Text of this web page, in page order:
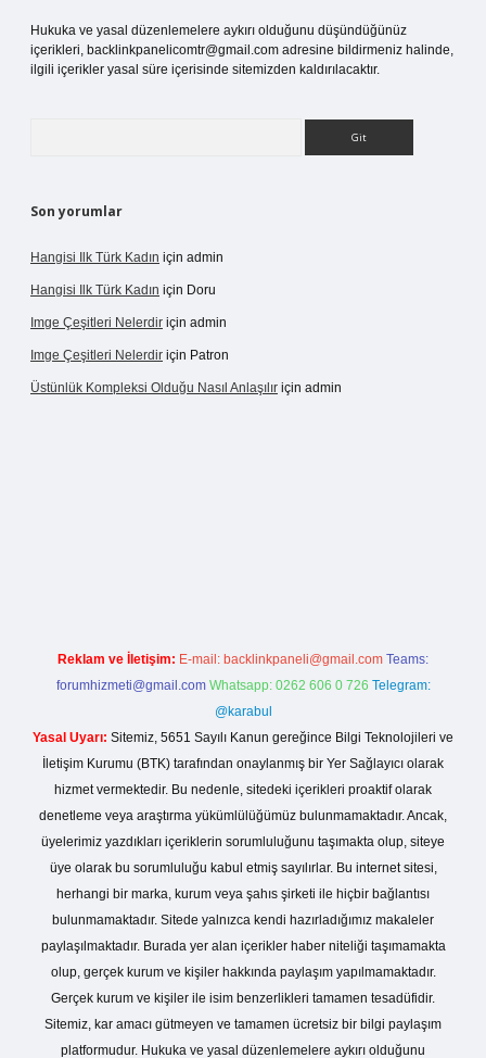
Hukuka ve yasal düzenlemelere aykırı olduğunu düşündüğünüz
içerikleri, backlinkpanelicomtr@gmail.com adresine bildirmeniz halinde,
ilgili içerikler yasal süre içerisinde sitemizden kaldırılacaktır.
Son yorumlar
Hangisi Ilk Türk Kadın için admin
Hangisi Ilk Türk Kadın için Doru
Imge Çeşitleri Nelerdir için admin
Imge Çeşitleri Nelerdir için Patron
Üstünlük Kompleksi Olduğu Nasıl Anlaşılır için admin
Reklam ve İletişim: E-mail: backlinkpaneli@gmail.com Teams:
forumhizmeti@gmail.com Whatsapp: 0262 606 0 726 Telegram:
@karabul
Yasal Uyarı: Sitemiz, 5651 Sayılı Kanun gereğince Bilgi Teknolojileri ve
İletişim Kurumu (BTK) tarafından onaylanmış bir Yer Sağlayıcı olarak
hizmet vermektedir. Bu nedenle, sitedeki içerikleri proaktif olarak
denetleme veya araştırma yükümlülüğümüz bulunmamaktadır. Ancak,
üyelerimiz yazdıkları içeriklerin sorumluluğunu taşımakta olup, siteye
üye olarak bu sorumluluğu kabul etmiş sayılırlar. Bu internet sitesi,
herhangi bir marka, kurum veya şahıs şirketi ile hiçbir bağlantısı
bulunmamaktadır. Sitede yalnızca kendi hazırladığımız makaleler
paylaşılmaktadır. Burada yer alan içerikler haber niteliği taşımamakta
olup, gerçek kurum ve kişiler hakkında paylaşım yapılmamaktadır.
Gerçek kurum ve kişiler ile isim benzerlikleri tamamen tesadüfidir.
Sitemiz, kar amacı gütmeyen ve tamamen ücretsiz bir bilgi paylaşım
platformudur. Hukuka ve yasal düzenlemelere aykırı olduğunu